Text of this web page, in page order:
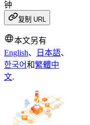
钟
复制 URL
本文另有
English、 日本語、
한국어和繁體中
文.